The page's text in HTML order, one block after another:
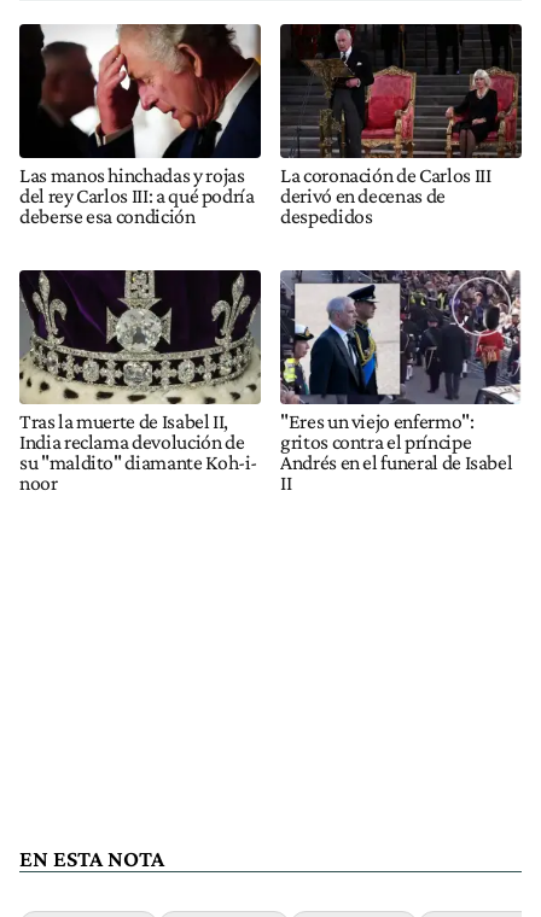
Las manos hinchadas y rojas
del rey Carlos III: a qué podría
deberse esa condición
La coronación de Carlos III
derivó en decenas de
despedidos
Tras la muerte de Isabel II,
India reclama devolución de
su "maldito" diamante Koh-i-
noor
"Eres un viejo enfermo":
gritos contra el príncipe
Andrés en el funeral de Isabel
II
EN ESTA NOTA